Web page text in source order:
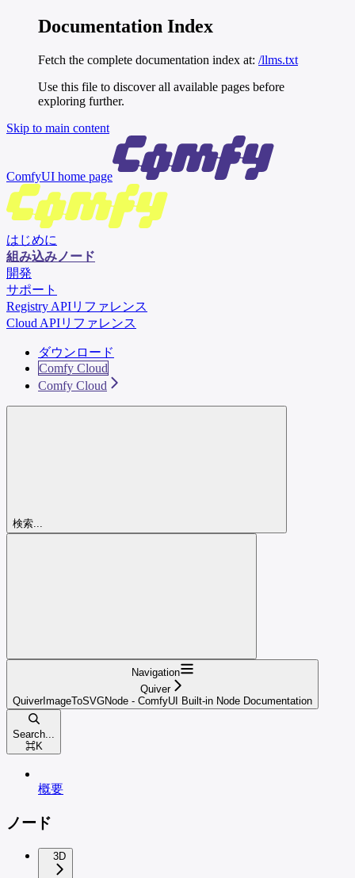
Documentation Index
Fetch the complete documentation index at: /llms.txt
Use this file to discover all available pages before
exploring further.
Skip to main content
ComfyUI home page
はじめに
組み込みノード
開発
サポート
Registry APIリファレンス
Cloud APIリファレンス
ダウンロード
Comfy Cloud
Comfy Cloud
検索...
Navigation
Quiver
QuiverImageToSVGNode - ComfyUI Built-in Node Documentation
Search...
⌘K
概要
ノード
3D